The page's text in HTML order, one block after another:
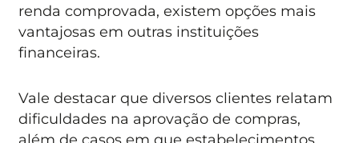
renda comprovada, existem opções mais
vantajosas em outras instituições
financeiras.
Vale destacar que diversos clientes relatam
dificuldades na aprovação de compras,
além de casos em que estabelecimentos